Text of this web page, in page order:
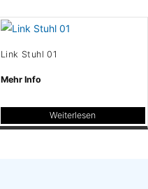
Link Stuhl 01
Mehr Info
Weiterlesen